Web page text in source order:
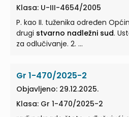
Klasa: U-III-4654/2005
P. kao II. tuženika određen
drugi stvarno nadležni sud.
za odlučivanje. 2. ...
Gr 1-470/2025-2
Objavljeno: 29.12.2025.
Klasa: Gr 1-470/2025-2